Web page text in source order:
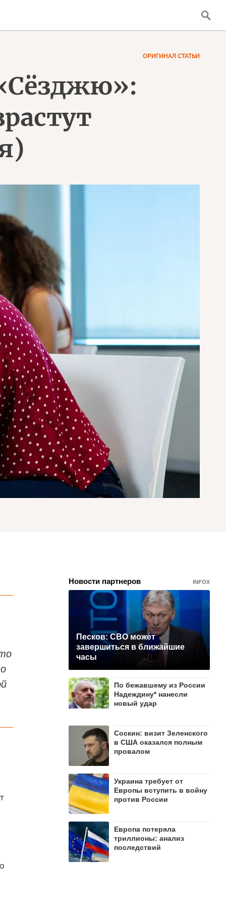
ОРИГИНАЛ СТАТЬИ
Новости партнеров INFOX
Песков: СВО может
завершиться в ближайшие
часы
По бежавшему из России
Надеждину* нанесли
новый удар
Соскин: визит Зеленского
в США оказался полным
провалом
Украина требует от
Европы вступить в войну
против России
Европа потеряла
триллионы: анализ
последствий